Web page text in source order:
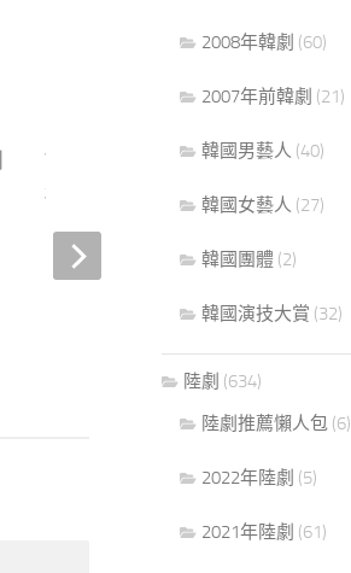
Will Love Me劇情＆人物介紹～吳
2015 年 10 月 30 日
2008年韓劇 (60)
2007年前韓劇 (21)
韓國男藝人 (40)
韓國女藝人 (27)
韓國團體 (2)
韓國演技大賞 (32)
陸劇 (634)
陸劇推薦懶人包 (6)
2022年陸劇 (5)
2021年陸劇 (61)